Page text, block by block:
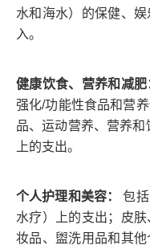
水和海水）的保健、
入。
健康饮食、营养和减肥
强化/功能性食品和营
品、运动营养、营养
上的支出。
个人护理和美容：包
水疗）上的支出；皮
妆品、盥洗用品和其